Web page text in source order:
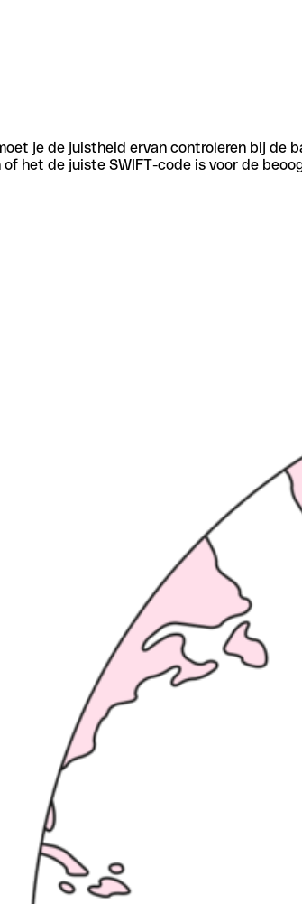
je de juistheid ervan controleren bij de
het de juiste SWIFT-code is voor de